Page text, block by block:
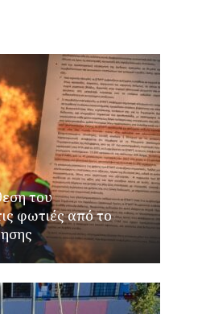
του
φωτιές από το